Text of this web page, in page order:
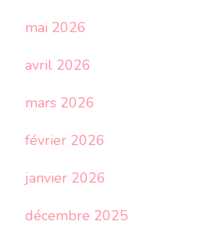
mai 2026
avril 2026
mars 2026
février 2026
janvier 2026
décembre 2025